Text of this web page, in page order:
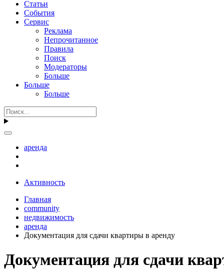
Статьи
События
Сервис
Реклама
Непрочитанное
Правила
Поиск
Модераторы
Больше
Больше
Больше
аренда
Активность
Главная
community
недвижимость
аренда
Документация для сдачи квартиры в аренду
Документация для сдачи